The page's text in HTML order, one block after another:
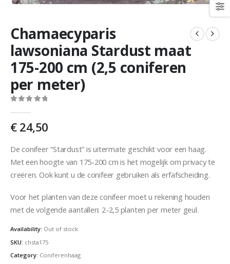
Chamaecyparis
lawsoniana Stardust maat
175-200 cm (2,5 coniferen
per meter)
€24,50
De conifeer “Stardust” is uitermate geschikt voor een haag.
Met een hoogte van 175-200 cm is het mogelijk om privacy te
creëren. Ook kunt u de conifeer gebruiken als erfafscheiding.
Voor het planten van deze conifeer moet u rekening houden
met de volgende aantallen: 2-2,5 planten per meter geul.
Availability: Out of stock
SKU: chsta175
Category: Coniferenhaag